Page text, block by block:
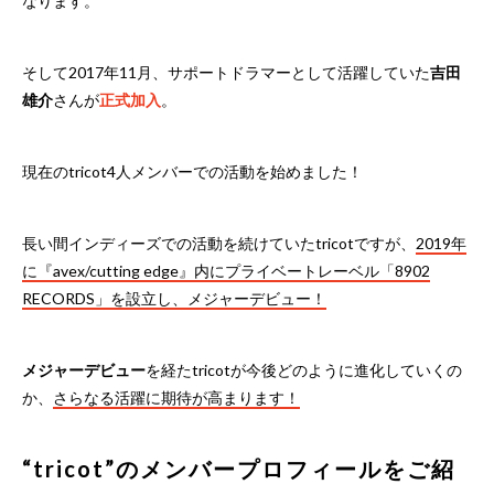
そして2017年11月、サポートドラマーとして活躍していた吉田
雄介さんが正式加入 。
現在のtricot4人メンバーでの活動を始めました！
長い間インディーズでの活動を続けていたtricotですが、 2019年
に『avex/cutting edge』内にプライベートレーベル「8902
RECORDS」を設立し、メジャーデビュー！
メジャーデビューを経たtricotが今後どのように進化していくの
か、 さらなる活躍に期待が高まります！
“tricot”のメンバープロフィールをご紹